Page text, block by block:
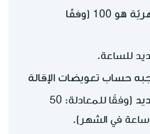
متوسّط ساعات العمل الشهريّة هو 100 (وفقًا
حساب تعويضات الإقالة
(وفقًا للمعادلة: 50